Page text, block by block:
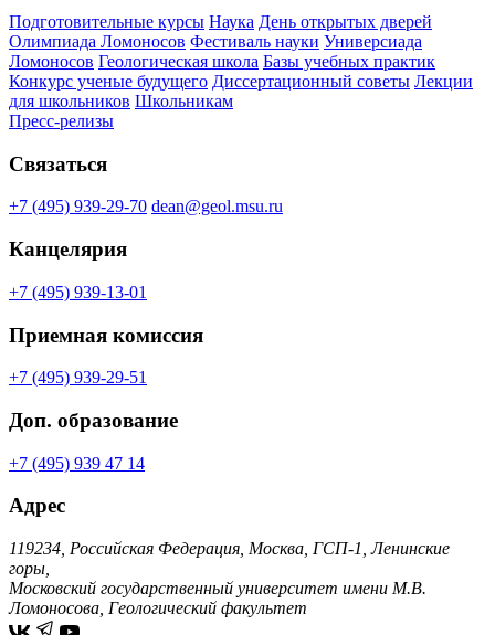
Подготовительные курсы Наука День открытых дверей
Олимпиада Ломоносов Фестиваль науки Универсиада
Ломоносов Геологическая школа Базы учебных практик
Конкурс ученые будущего Диссертационный советы Лекции
для школьников Школьникам
Пресс-релизы
Связаться
+7 (495) 939-29-70 dean@geol.msu.ru
Канцелярия
+7 (495) 939-13-01
Приемная комиссия
+7 (495) 939-29-51
Доп. образование
+7 (495) 939 47 14
Адрес
119234, Российская Федерация, Москва, ГСП-1, Ленинские
горы,
Московский государственный университет имени М.В.
Ломоносова, Геологический факультет